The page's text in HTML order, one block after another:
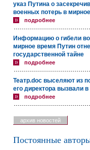
указ Путина о
военных потерь в
подробнее
Информацию о гибели
мирное время Путин
государственной тайне
подробнее
Театр.doc выселяют из
его директора вызвали в
подробнее
архив новостей
Постоянные